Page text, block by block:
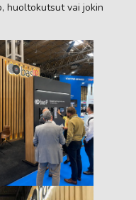
huoltokutsut vai jokin